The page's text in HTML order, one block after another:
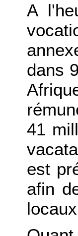
A
dans
41
est
afin